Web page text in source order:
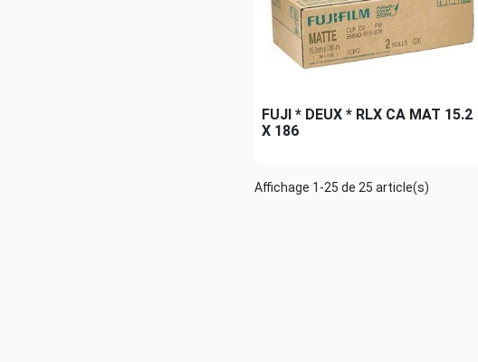
FUJI * DEUX * RLX CA MAT 15.2
X 186
Affichage 1-25 de 25 article(s)